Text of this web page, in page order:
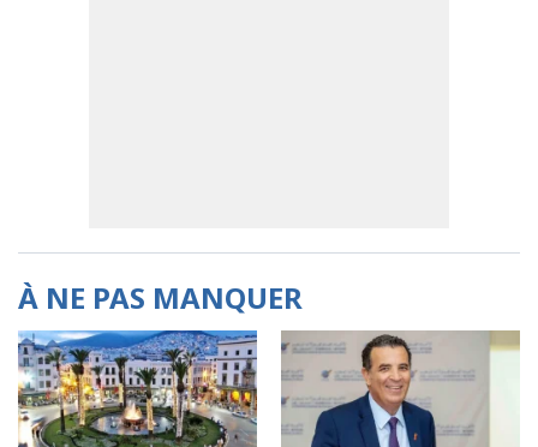
À NE PAS MANQUER